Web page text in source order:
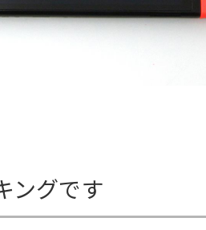
ングです